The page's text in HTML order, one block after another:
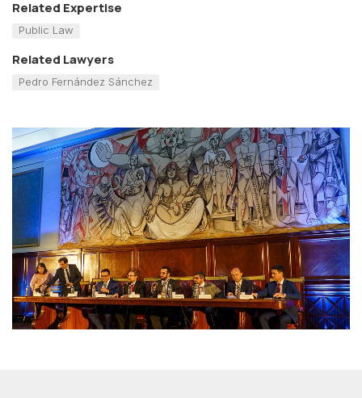
Related Expertise
Public Law
Related Lawyers
Pedro Fernández Sánchez